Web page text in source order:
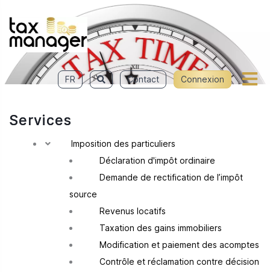
FR Contact Connexion
Services
Imposition des particuliers
Déclaration d'impôt ordinaire
Demande de rectification de l’impôt
source
Revenus locatifs
Taxation des gains immobiliers
Modification et paiement des acomptes
Contrôle et réclamation contre décision